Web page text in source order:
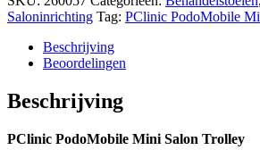
Trolley
hoeveelheid
Saloninrichting Tag: PClinic PodoMobile
Beschrijving
Beoordelingen
Beschrijving
PClinic PodoMobile Mini Salon Trolley